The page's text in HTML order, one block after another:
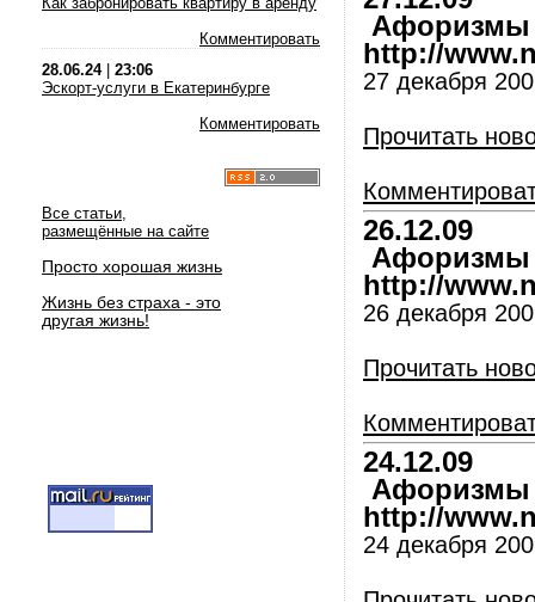
Комментировать
28.06.24| 23:06
Эскорт-услуги в Екатеринбурге
Комментировать
Все статьи,
размещённые на сайте
Просто хорошая жизнь
Жизнь без страха - это
другая жизнь!
Афоризмы
http://
27 декабря
Прочитать
26.12.09
Афоризмы
http://
26 декабря
Прочитать
24.12.09
Афоризмы
http://
24 декабря